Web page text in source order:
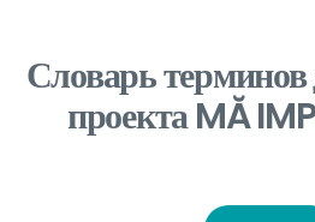
Словарь
проекта MĂ